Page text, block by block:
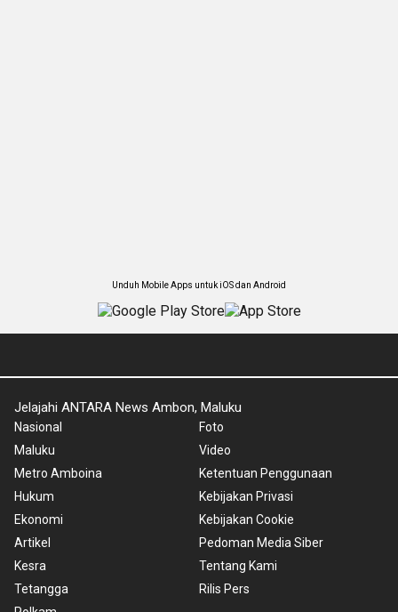
Unduh Mobile Apps untuk iOS dan Android
Jelajahi ANTARA News Ambon, Maluku
Nasional
Maluku
Metro Amboina
Hukum
Ekonomi
Artikel
Kesra
Tetangga
Foto
Video
Ketentuan Penggunaan
Kebijakan Privasi
Kebijakan Cookie
Pedoman Media Siber
Tentang Kami
Rilis Pers